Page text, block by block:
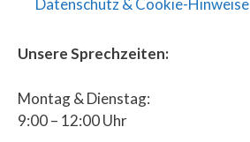
Datenschutz & Cookie-Hinweise
Unsere Sprechzeiten:
Montag & Dienstag:
9:00 – 12:00 Uhr